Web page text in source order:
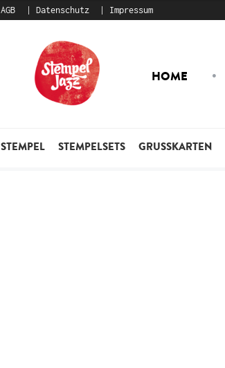
AGB Datenschutz Impressum
Navigation
springen
springen
HOME
STEMPEL STEMPELSETS GRUSSKARTEN